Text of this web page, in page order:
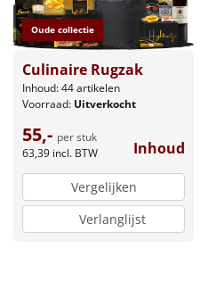
Oude collectie
Culinaire Rugzak
Inhoud: 44 artikelen
Voorraad: Uitverkocht
55,- per stuk
63,39 incl. BTW Inhoud
Vergelijken
Verlanglijst